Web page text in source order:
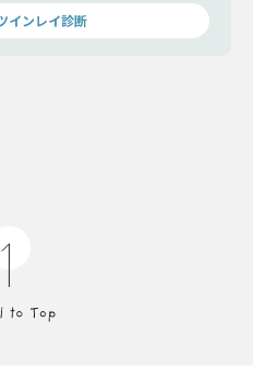
インレイ診断